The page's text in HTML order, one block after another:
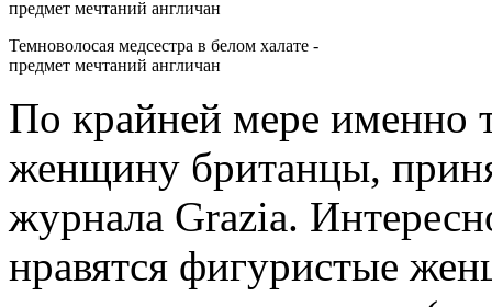
Темноволосая медсестра в белом халате -
предмет мечтаний англичан
По крайней мере именно
женщину британцы,
журнала Grazia.
нравятся фигуристые